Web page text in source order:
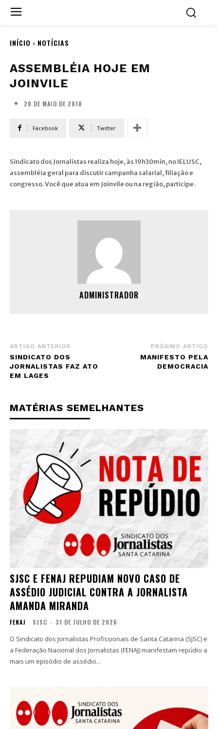
INÍCIO NOTÍCIAS
ASSEMBLÉIA HOJE EM
JOINVILE
20 DE MAIO DE 2010
Facebook Twitter
Sindicato dos Jornalistas realiza hoje, às 19h30min, no IELUSC,
assembléia geral para discutir campanha salarial, filiação e
congresso. Você que atua em Joinvile ou na região, participe.
ADMINISTRADOR
ARTIGO ANTERIOR
SINDICATO DOS
JORNALISTAS FAZ ATO
EM LAGES
PRÓXIMO ARTIGO
MANIFESTO PELA
DEMOCRACIA
MATÉRIAS SEMELHANTES
SJSC E FENAJ REPUDIAM NOVO CASO DE
ASSÉDIO JUDICIAL CONTRA A JORNALISTA
AMANDA MIRANDA
FENAJ SJSC - 31 DE JULHO DE 2026
O Sindicato dos Jornalistas Profissionais de Santa Catarina (SJSC) e
a Federação Nacional dos Jornalistas (FENAJ) manifestam repúdio a
mais um episódio de assédio...